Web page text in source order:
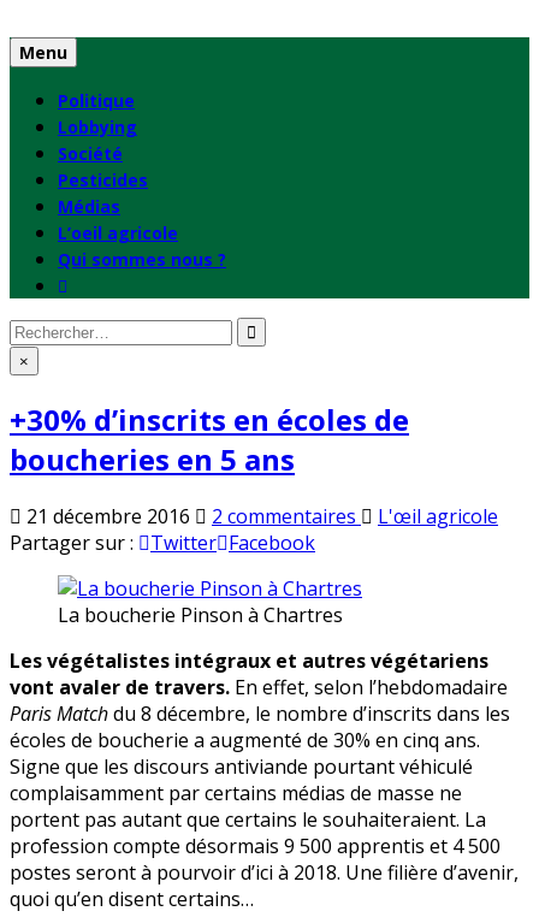
to
content
Menu
Politique
Lobbying
Société
Pesticides
Médias
L’oeil agricole
Qui sommes nous ?
Rechercher
: ×
+30% d’inscrits en écoles de
boucheries en 5 ans
21 décembre 2016 2 commentaires sur
en
boucheries
en
5
ans
Publié
L'œil agricole
Partager sur :
Twitter Facebook
La boucherie Pinson à Chartres
Les végétalistes intégraux et autres végétariens
vont avaler de travers. En effet, selon l’hebdomadaire
Paris Matchdu 8 décembre, le nombre d’inscrits dans les
écoles de boucherie a augmenté de 30% en cinq ans.
Signe que les discours antiviande pourtant véhiculé
complaisamment par certains médias de masse ne
portent pas autant que certains le souhaiteraient. La
profession compte désormais 9 500 apprentis et 4 500
postes seront à pourvoir d’ici à 2018. Une filière d’avenir,
quoi qu’en disent certains…